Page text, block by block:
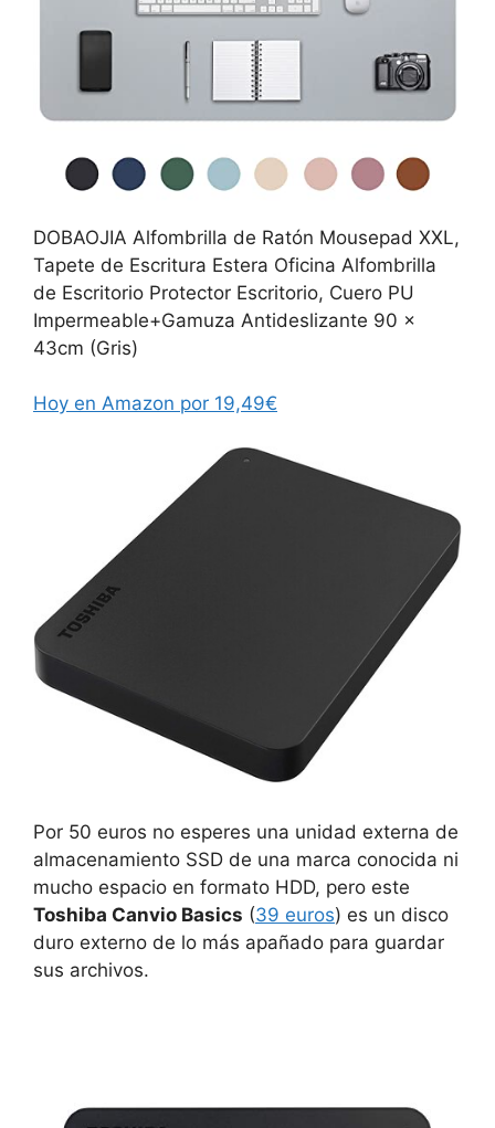
DOBAOJIA Alfombrilla de Ratón Mousepad XXL,
Tapete de Escritura Estera Oficina Alfombrilla
de Escritorio Protector Escritorio, Cuero PU
Impermeable+Gamuza Antideslizante 90 x
43cm (Gris)
Hoy en Amazon por 19,49€
Por 50 euros no esperes una unidad externa de
almacenamiento SSD de una marca conocida ni
mucho espacio en formato HDD, pero este
Toshiba Canvio Basics (39 euros) es un disco
duro externo de lo más apañado para guardar
sus archivos.